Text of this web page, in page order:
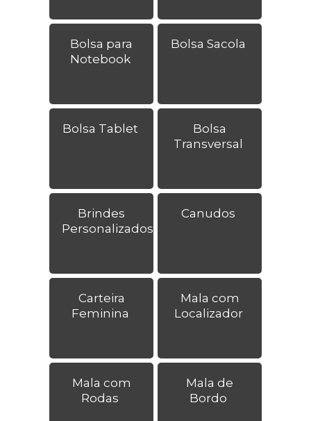
Bolsa para
Notebook
Bolsa Sacola
Bolsa Tablet
Bolsa
Transversal
Brindes
Personalizados
Canudos
Carteira
Feminina
Mala com
Localizador
Mala com
Rodas
Mala de
Bordo